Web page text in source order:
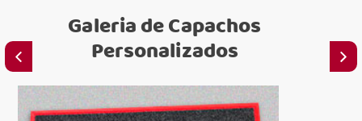
Galeria deCapachos
Personalizados